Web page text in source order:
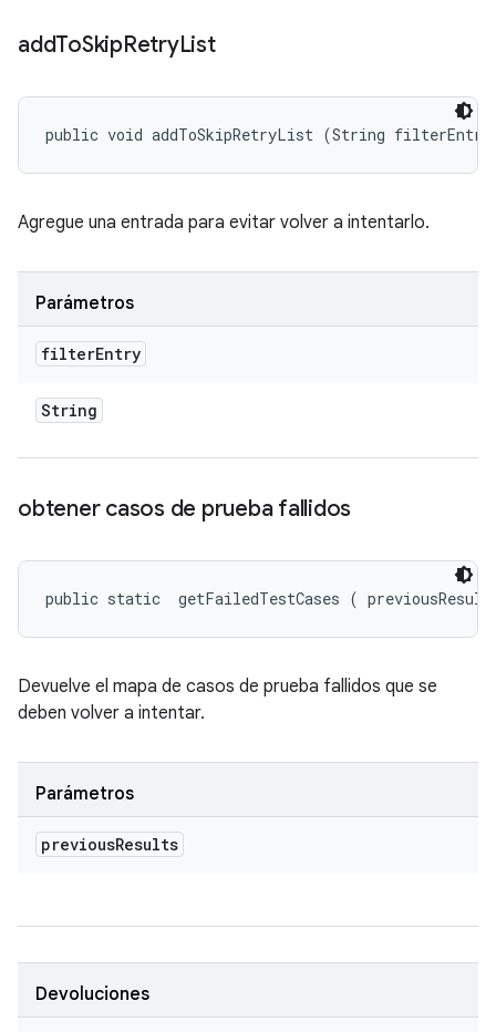
addToSkipRetryList
public void addToSkipRetryList (String
Agregue una entrada para evitar volver a intentarlo.
Parámetros
filterEntry
String
obtener casos de prueba fallidos
public static getFailedTestCases (
Devuelve el mapa de casos de prueba fallidos que se
deben volver a intentar.
Parámetros
previousResults
Devoluciones